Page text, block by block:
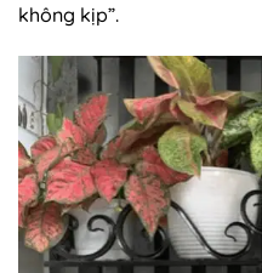
không kịp”.